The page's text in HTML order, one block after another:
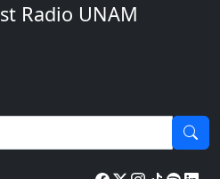
Radio UNAM